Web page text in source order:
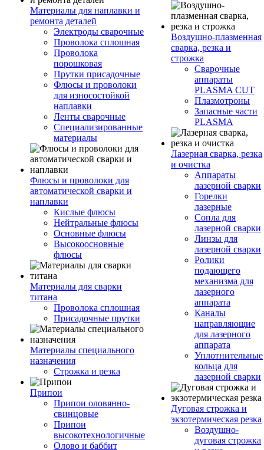
Материалы для наплавки и
ремонта деталей
Электроды сварочные
Проволока сплошная
Проволока
порошковая
Прутки присадочные
Флюсы и проволоки
для износостойкой
наплавки
Ленты сварочные
Специализированные
материалы
Флюсы и проволоки для
автоматической сварки и
наплавки
Кислые флюсы
Нейтральные флюсы
Основные флюсы
Высокоосновные
флюсы
Материалы для сварки
титана
Проволока сплошная
Присадочные прутки
Материалы специального
назначения
Строжка и резка
Припои
Припои оловянно-
свинцовые
Припои
высокотехнологичные
Олово и баббит
Воздушно-плазменная
сварка, резка и
строжка
Сварочные
аппараты
PLASMA CUT
Плазмотроны
Запасные части
PLASMA
Лазерная сварка, резка
и очистка
Аппараты
лазерной сварки
Горелки
лазерные
Сопла для
лазерной сварки
Линзы для
лазерной сварки
Ролики
подающего
механизма для
лазерного
аппарата
Каналы
направляющие
для лазерного
аппарата
Уплотнительные
кольца для
лазерной сварки
Дуговая строжка и
экзотермическая резка
Воздушно-
дуговая строжка